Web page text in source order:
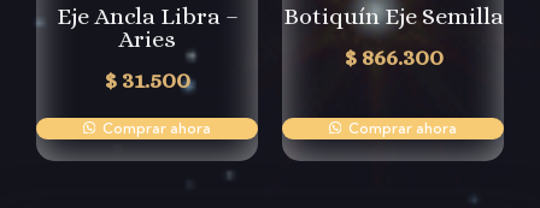
Eje Ancla Libra –
Aries
$ 31.500
Comprar ahora
Botiquín Eje Semilla
$866.300
Comprar ahora